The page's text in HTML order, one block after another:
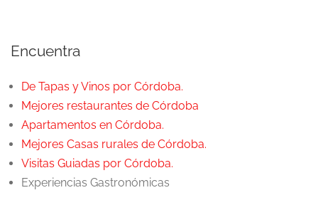
Encuentra
De Tapas y Vinos por Córdoba.
Mejores restaurantes de Córdoba
Apartamentos en Córdoba.
Mejores Casas rurales de Córdoba.
Visitas Guiadas por Córdoba.
Experiencias Gastronómicas